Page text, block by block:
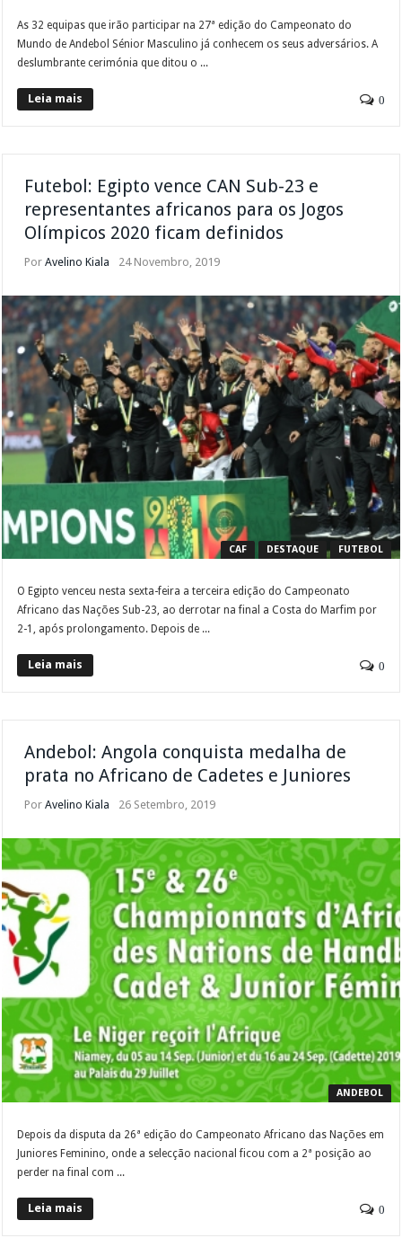
As 32 equipas que irão participar na 27ª edição do Campeonato do
Mundo de Andebol Sénior Masculino já conhecem os seus adversários. A
deslumbrante cerimónia que ditou o ...
Leia mais 0
Futebol: Egipto vence CAN Sub-23 e
representantes africanos para os Jogos
Olímpicos 2020 ficam definidos
PorAvelino Kiala 24 Novembro, 2019
CAF DESTAQUE FUTEBOL
O Egipto venceu nesta sexta-feira a terceira edição do Campeonato
Africano das Nações Sub-23, ao derrotar na final a Costa do Marfim por
2-1, após prolongamento. Depois de ...
Leia mais 0
Andebol: Angola conquista medalha de
prata no Africano de Cadetes e Juniores
PorAvelino Kiala 26 Setembro, 2019
ANDEBOL
Depois da disputa da 26ª edição do Campeonato Africano das Nações em
Juniores Feminino, onde a selecção nacional ficou com a 2ª posição ao
perder na final com ...
Leia mais 0